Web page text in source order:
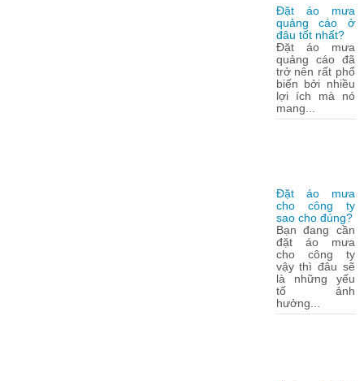
Đặt áo mưa
quảng cáo ở
đâu tốt nhất?
Đặt áo mưa
quảng cáo đã
trở nên rất phổ
biến bởi nhiều
lợi ích mà nó
mang...
Đặt áo mưa
cho công ty
sao cho đúng?
Bạn đang cần
đặt áo mưa
cho công ty
vậy thì đâu sẽ
là những yếu
tố ảnh
hưởng...